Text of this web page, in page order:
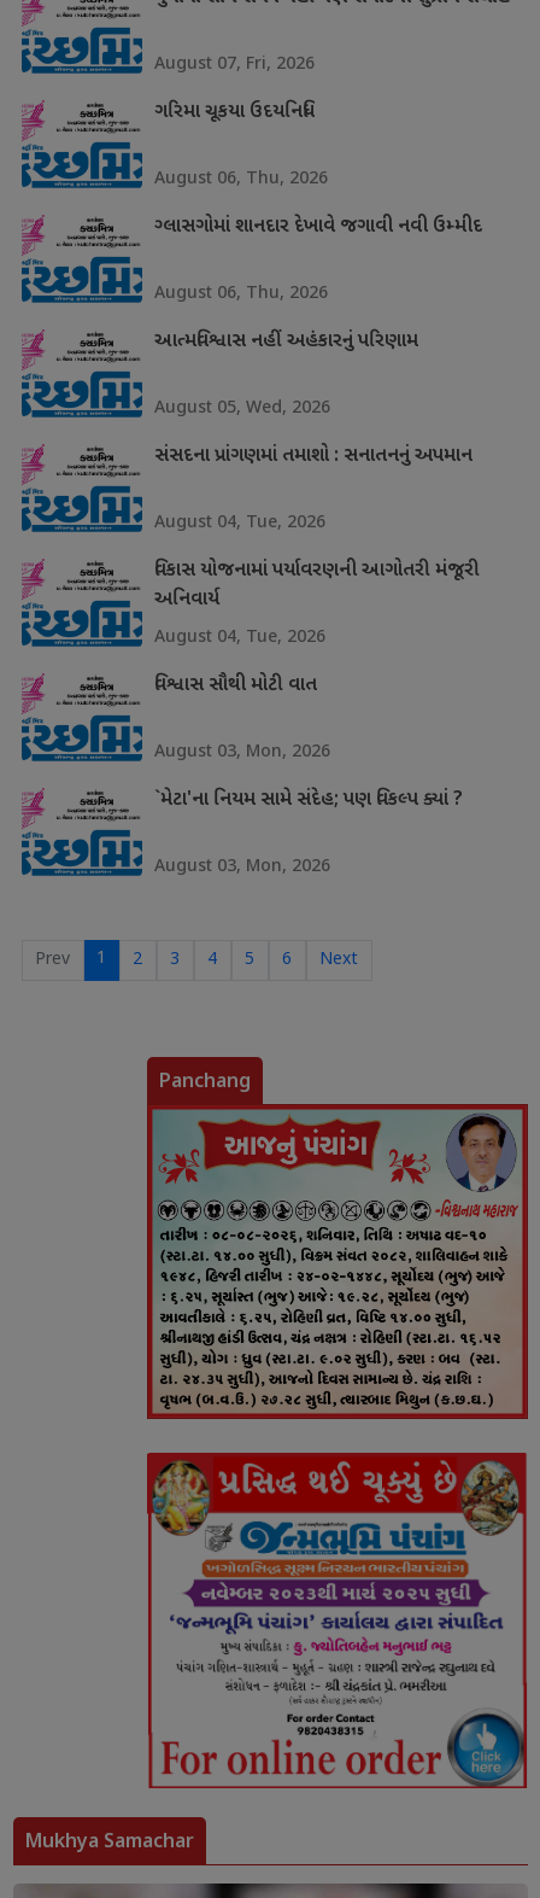
August 07, Fri, 2026
ગરિમા ચૂકયા ઉદયનિધિ
August 06, Thu, 2026
ગ્લાસગોમાં શાનદાર દેખાવે જગાવી નવી ઉમ્મીદ
August 06, Thu, 2026
આત્મવિશ્વાસ નહીં અહંકારનું પરિણામ
August 05, Wed, 2026
સંસદના પ્રાંગણમાં તમાશો : સનાતનનું અપમાન
August 04, Tue, 2026
વિકાસ યોજનામાં પર્યાવરણની આગોતરી મંજૂરી
અનિવાર્ય
August 04, Tue, 2026
વિશ્વાસ સૌથી મોટી વાત
August 03, Mon, 2026
`મેટા'ના નિયમ સામે સંદેહ; પણ વિકલ્પ ક્યાં ?
August 03, Mon, 2026
Prev 1 2 3 4 5 6 Next
Panchang
Mukhya Samachar